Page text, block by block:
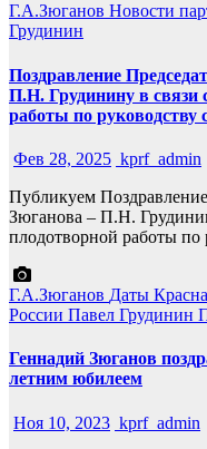
Г.А.Зюганов Новости
Грудинин
Поздравление
П.Н. Грудинину в связи
работы по руководству
Фев 28, 2025 kprf_admin
Публикуем
Зюганова – П.Н.
плодотворной работы
Г.А.Зюганов Даты
России Павел Грудинин
Геннадий Зюганов
летним юбилеем
Ноя 10, 2023 kprf_admin